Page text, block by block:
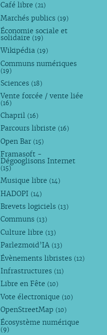
Café libre (21)
Marchés publics (19)
Économie sociale et
solidaire (19)
Wikipédia (19)
Communs numériques
(19)
Sciences (18)
Vente forcée / vente liée
(16)
Chapril (16)
Parcours libriste (16)
Open Bar (15)
Framasoft -
Dégooglisons Internet
(15)
Musique libre (14)
HADOPI (14)
Brevets logiciels (13)
Communs (13)
Culture libre (13)
Parlezmoid’IA (13)
Évènements libristes (12)
Infrastructures (11)
Libre en Fête (10)
Vote électronique (10)
OpenStreetMap (10)
Écosystème numérique
(9)